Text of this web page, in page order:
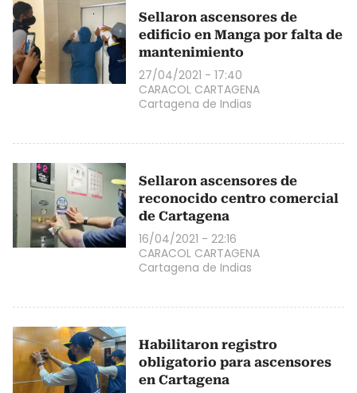
Sellaron ascensores de
edificio en Manga por falta de
mantenimiento
27/04/2021 - 17:40
CARACOL CARTAGENA
Cartagena de Indias
Sellaron ascensores de
reconocido centro comercial
de Cartagena
16/04/2021 - 22:16
CARACOL CARTAGENA
Cartagena de Indias
Habilitaron registro
obligatorio para ascensores
en Cartagena